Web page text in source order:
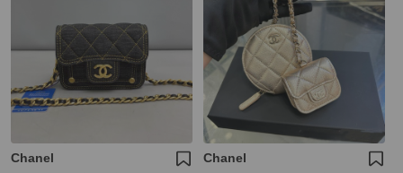
Chanel Chanel